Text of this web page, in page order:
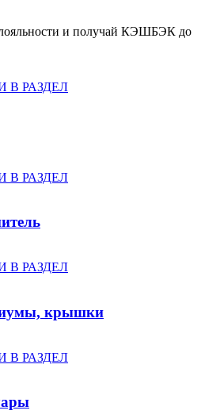
и получай КЭШБЭК до
В РАЗДЕЛ
В РАЗДЕЛ
В РАЗДЕЛ
крышки
В РАЗДЕЛ